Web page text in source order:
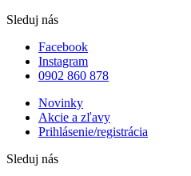
Sleduj nás
Facebook
Instagram
0902 860 878
Novinky
Akcie a zľavy
Prihlásenie/registrácia
Sleduj nás